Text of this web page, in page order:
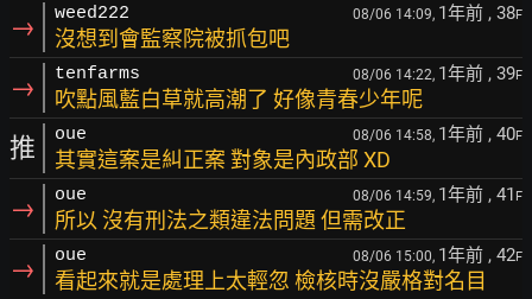
→ weed222 08/06 14:09, 1年前 , 38F
沒想到會監察院被抓包吧
→ tenfarms 08/06 14:22, 1年前 , 39F
吹點風藍白草就高潮了 好像青春少年呢
推 oue 08/06 14:58, 1年前 , 40F
其實這案是糾正案 對象是內政部 XD
→ oue 08/06 14:59, 1年前 , 41 F
所以 沒有刑法之類違法問題 但需改正
→ oue 08/06 15:00, 1年前 , 42F
看起來就是處理上太輕忽 檢核時沒嚴格對名目